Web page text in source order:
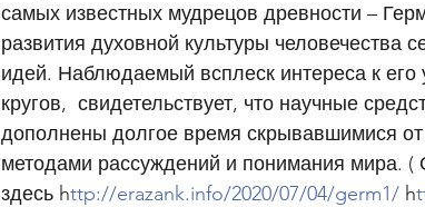
самых известных мудрецов древности –
развития духовной культуры человечества
идей. Наблюдаемый всплеск интереса к
кругов,  свидетельствует, что научные
дополнены долгое время скрывавшимися
методами рассуждений и понимания мира. (
здесь http://erazank.info/2020/07/04/germ1/ h